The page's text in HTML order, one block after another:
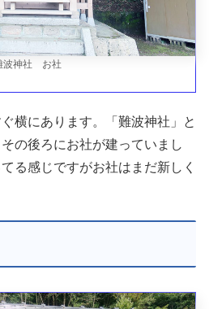
波神社 お社
横にあります。「難波神社」と
の後ろにお社が建っていまし
る感じですがお社はまだ新しく